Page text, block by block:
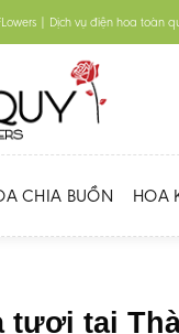
| Dịch vụ điện hoa toàn
CHIA BUỒN HOA
tươi tại